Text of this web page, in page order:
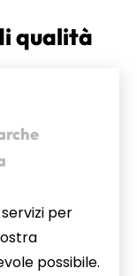
qualità
per
possibile.